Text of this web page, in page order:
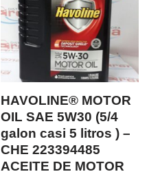
HAVOLINE® MOTOR
OIL SAE 5W30 (5/4
galon casi 5 litros ) –
CHE 223394485
ACEITE DE MOTOR